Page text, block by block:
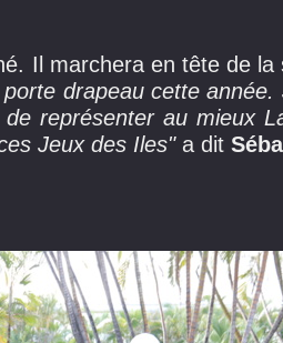
Il marchera en tête de la
drapeau cette
de représenter au mieux
Jeux des Iles"a dit